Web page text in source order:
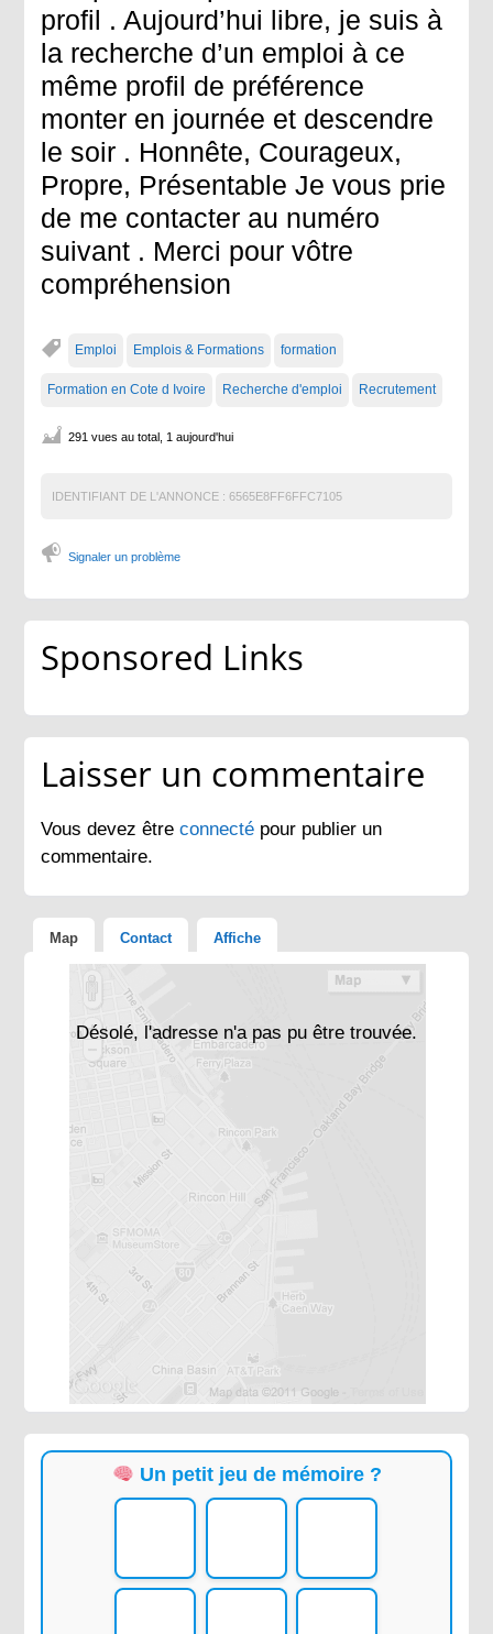
profil . Aujourd’hui libre, je suis à
la recherche d’un emploi à ce
même profil de préférence
monter en journée et descendre
le soir . Honnête, Courageux,
Propre, Présentable Je vous prie
de me contacter au numéro
suivant . Merci pour vôtre
compréhension
Emploi Emplois & Formations formation
Formation en Cote d Ivoire Recherche d'emploi Recrutement
291 vues au total, 1 aujourd'hui
IDENTIFIANT DE L'ANNONCE : 6565E8FF6FFC7105
Signaler un problème
Sponsored Links
Laisser un commentaire
Vous devez êtreconnecté pour publier un
commentaire.
Map Contact Affiche
Désolé, l'adresse n'a pas pu être trouvée.
Un petit jeu de mémoire ?